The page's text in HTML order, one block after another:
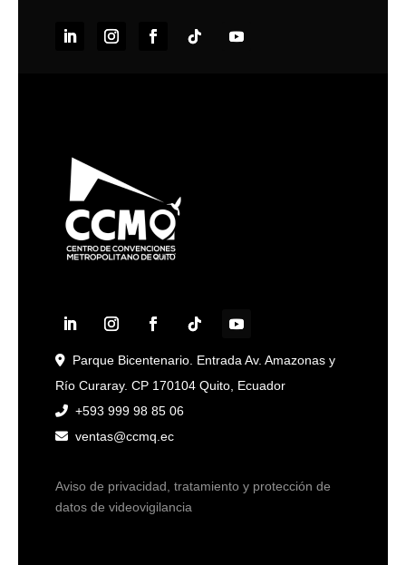
Parque Bicentenario. Entrada Av. Amazonas y
Río Curaray. CP 170104 Quito, Ecuador
+593 999 98 85 06
ventas@ccmq.ec
Aviso de privacidad, tratamiento y protección de
datos de videovigilancia